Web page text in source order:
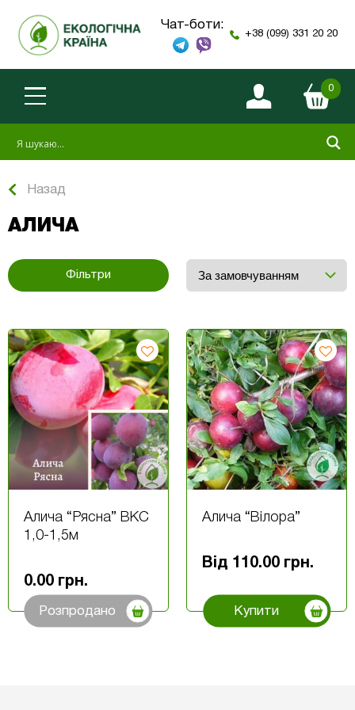
Чат-боти:
+38 (099) 331 20 20
0
Назад
АЛИЧА
Фільтри
Алича “Рясна” ВКС
1,0-1,5м
0.00 грн.
Розпродано
Алича “Вілора”
Від 110.00 грн.
Купити